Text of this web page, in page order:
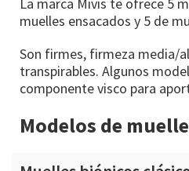
muelles ensacados y 5 de
Son firmes, firmeza media/
transpirables. Algunos
componente visco para
Modelos de